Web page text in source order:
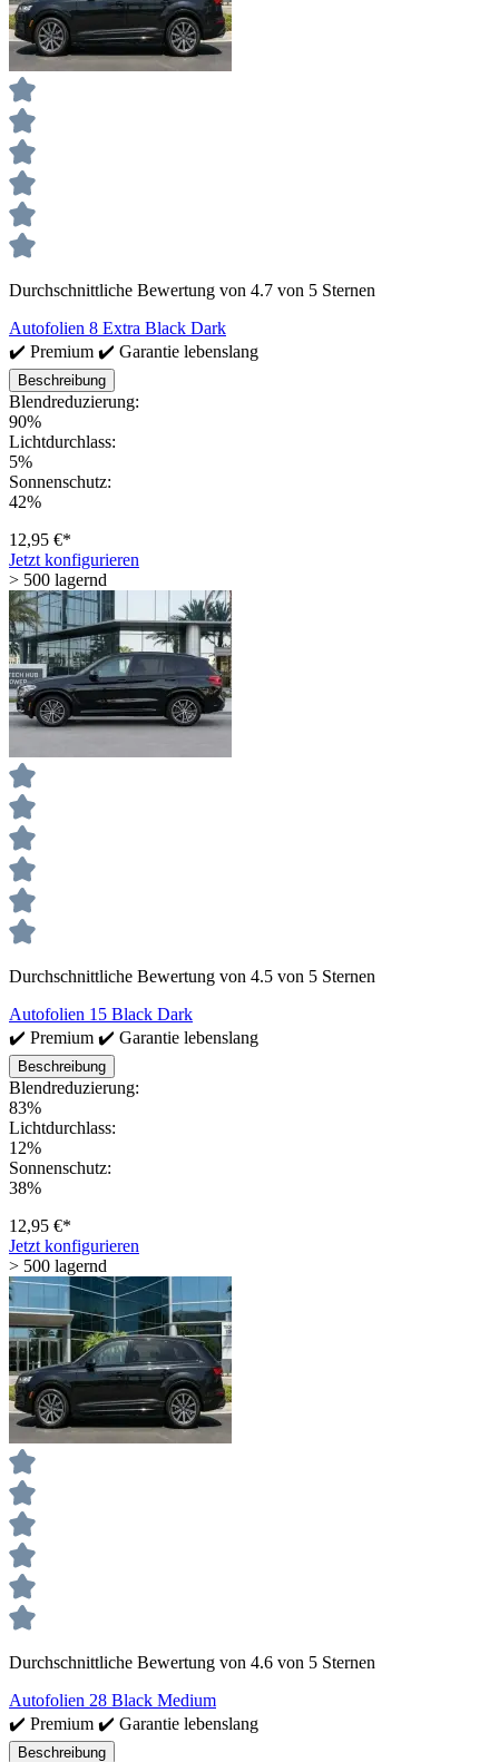
Durchschnittliche Bewertung von 4.7 von 5 Sternen
Autofolien 8 Extra Black Dark
✔️ Premium ✔️ Garantie lebenslang
Beschreibung
Blendreduzierung:
90%
Lichtdurchlass:
5%
Sonnenschutz:
42%
12,95 €*
Jetzt konfigurieren
> 500 lagernd
Durchschnittliche Bewertung von 4.5 von 5 Sternen
Autofolien 15 Black Dark
✔️ Premium ✔️ Garantie lebenslang
Beschreibung
Blendreduzierung:
83%
Lichtdurchlass:
12%
Sonnenschutz:
38%
12,95 €*
Jetzt konfigurieren
> 500 lagernd
Durchschnittliche Bewertung von 4.6 von 5 Sternen
Autofolien 28 Black Medium
✔️ Premium ✔️ Garantie lebenslang
Beschreibung